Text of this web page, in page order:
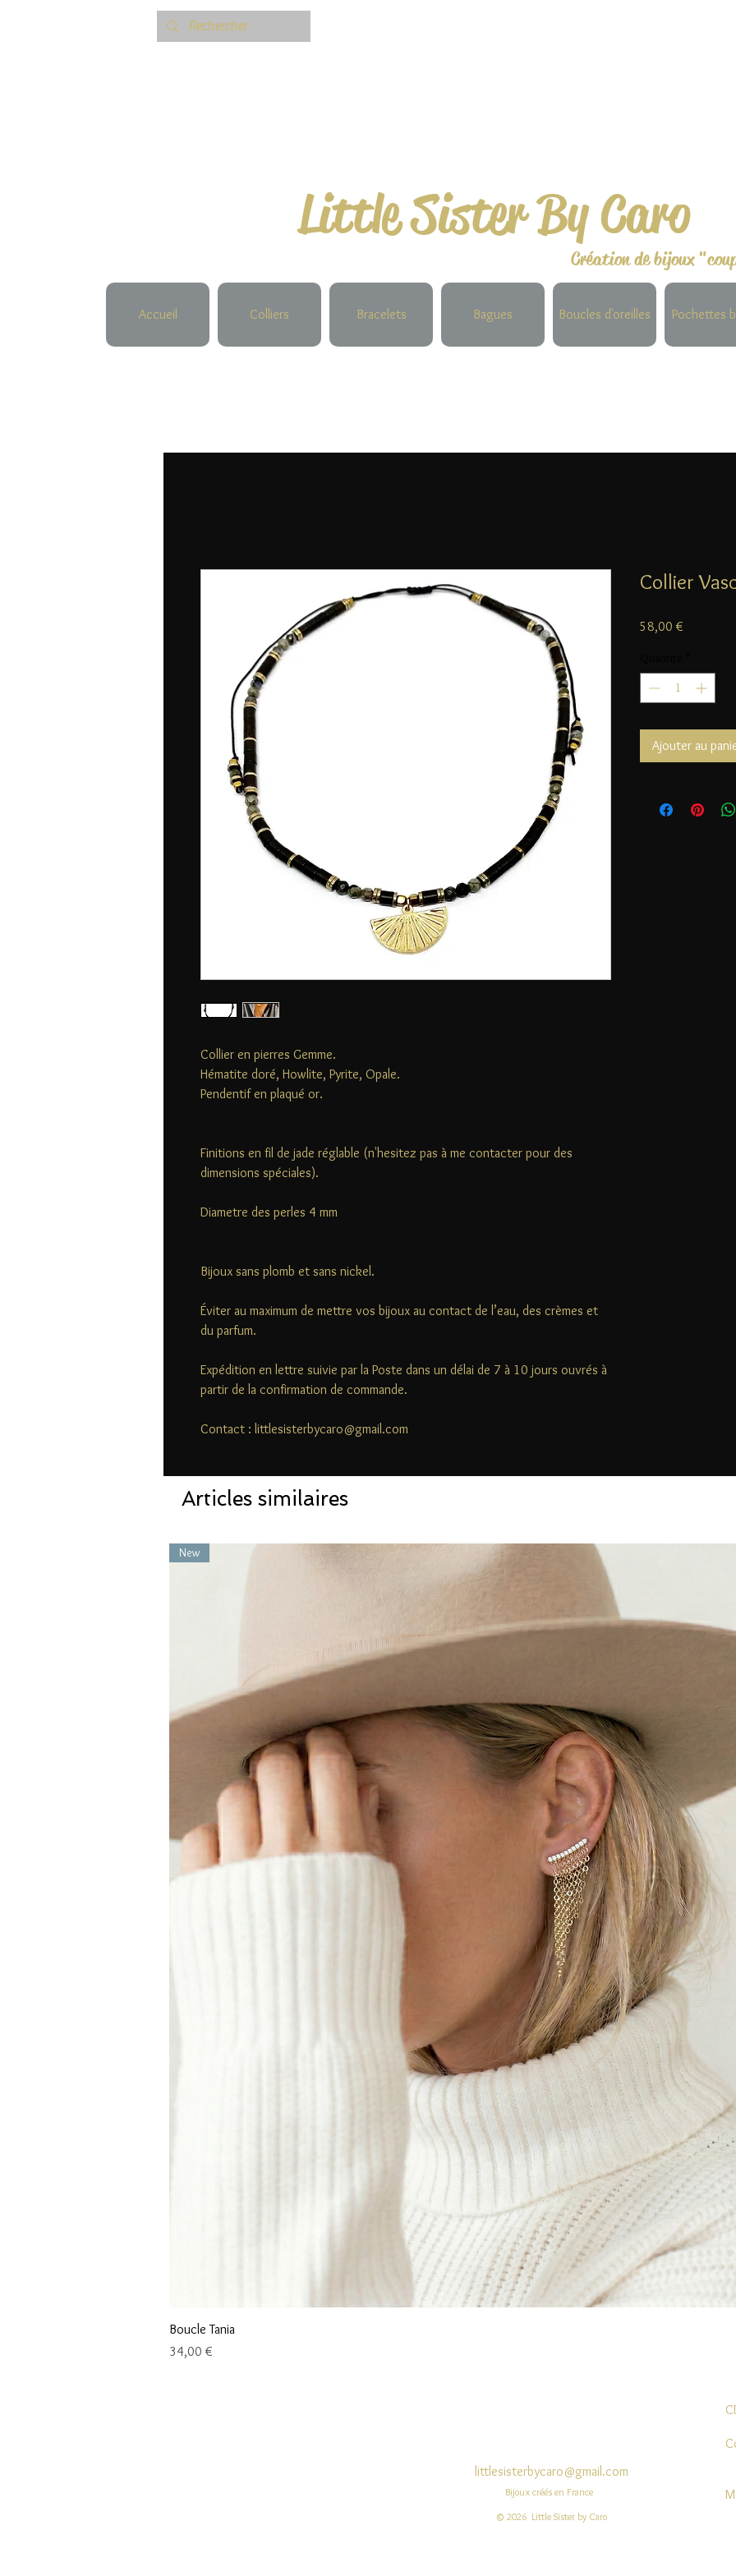
Little Sister By Caro
Création de bijoux
Accueil Colliers Bracelets Bagues Boucles d'oreilles Pochettes
Collier en pierres Gemme.
Hématite doré, Howlite, Pyrite, Opale.
Pendentif en plaqué or.
Finitions en fil de jade réglable (n'hesitez pas à me contacter pour des
dimensions spéciales).
Diametre des perles 4 mm
Bijoux sans plomb et sans nickel.
Éviter au maximum de mettre vos bijoux au contact de l’eau, des crèmes et
du parfum.
Expédition en lettre suivie par la Poste dans un délai de 7 à 10 jours ouvrés à
partir de la confirmation de commande.
Contact : littlesisterbycaro@gmail.com
Collier
58,00 €
Ajouter au
Articles similaires
New
Boucle Tania
Prix
34,00 €
littlesisterbycaro@gmail.com
Bijoux créés en France
© 2026 Little Sister by Caro